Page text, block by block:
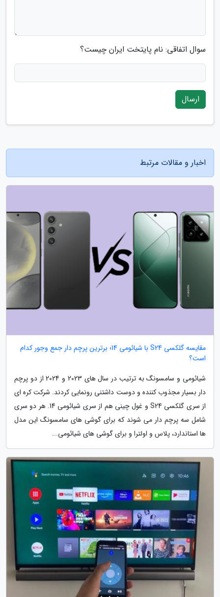
سوال اتفاقی: نام پایتخت ایران چیست؟
ارسال
اخبار و مقالات مرتبط
مقایسه گلکسی S24 با شیائومی 14؛ برترین پرچم دار جمع وجور کدام
است؟
شیائومی و سامسونگ به ترتیب در سال های 2023 و 2024 از دو پرچم
دار بسیار مجذوب کننده و دوست داشتنی رونمایی کردند. شرکت کره ای
از سری گلکسی S24 و غول چینی هم از سری شیائومی 14. هر دو سری
شامل سه پرچم دار می شوند که برای گوشی های سامسونگ این مدل
ها استاندارد، پلاس و اولترا و برای گوشی های شیائومی...